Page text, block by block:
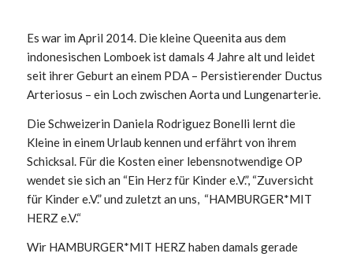
Es war im April 2014. Die kleine Queenita aus dem
indonesischen Lomboek ist damals 4 Jahre alt und leidet
seit ihrer Geburt an einem PDA – Persistierender Ductus
Arteriosus – ein Loch zwischen Aorta und Lungenarterie.
Die Schweizerin Daniela Rodriguez Bonelli lernt die
Kleine in einem Urlaub kennen und erfährt von ihrem
Schicksal. Für die Kosten einer lebensnotwendige OP
wendet sie sich an “Ein Herz für Kinder e.V.”, “Zuversicht
für Kinder e.V.” und zuletzt an uns, “HAMBURGER*MIT
HERZ e.V.“
Wir HAMBURGER*MIT HERZ haben damals gerade